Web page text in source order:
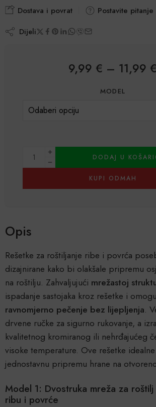
Dostava i povrat Postavite pitanje
Dijeli
9,99 € – 11,99 €
MODEL
DODAJ U
KUPI ODMAH
Opis
Rešetke za roštiljanje ribe i povrća
dizajnirane kako bi olakšale pripremu
na roštilju. Zahvaljujući mrežastoj
ispadanje sastojaka kroz rešetke i
ravnomjerno pečenje bez lijepljenja.
drvene ručke za sigurno rukovanje, a
kvalitetnog kromiranog ili nehrđajućeg
visoke temperature. Ove rešetke
jednostavnu pripremu hrane na
Model 1: Dvostruka mreža za
ribu i povrće